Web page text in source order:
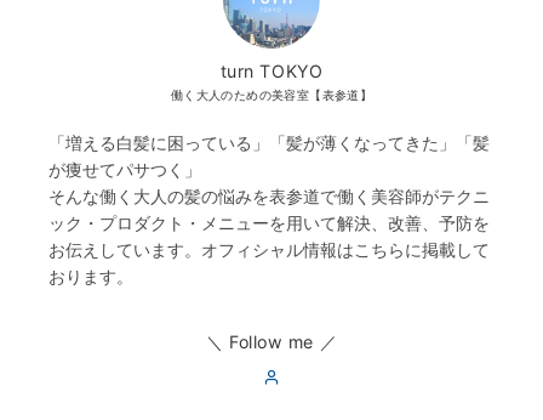
turn TOKYO
働く大人のための美容室【表参道】
「増える白髪に困っている」「髪が薄くなってきた」「髪
が痩せてパサつく」
そんな働く大人の髪の悩みを表参道で働く美容師がテクニ
ック・プロダクト・メニューを用いて解決、改善、予防を
お伝えしています。オフィシャル情報はこちらに掲載して
おります。
＼ Follow me ／